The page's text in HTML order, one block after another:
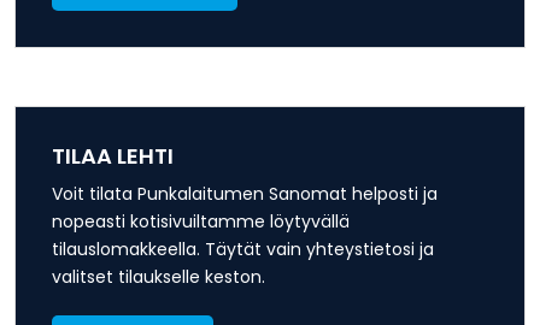
TILAA LEHTI
Voit tilata Punkalaitumen Sanomat helposti ja
nopeasti kotisivuiltamme löytyvällä
tilauslomakkeella. Täytät vain yhteystietosi ja
valitset tilaukselle keston.